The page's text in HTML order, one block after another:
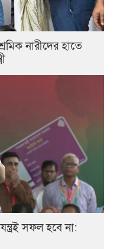
নারীদের হাতে
সফল হবে না: